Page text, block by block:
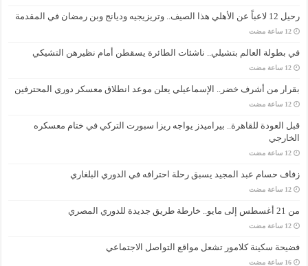
رحيل 12 لاعباً عن الأهلي هذا الصيف.. وتريزيجيه وديانج وبن رمضان في المقدمة
‏12 ساعة مضت
في بطولة العالم بتشيلي.. ناشئات الطائرة يسقطن أمام نظيرهن التشيكي
‏12 ساعة مضت
بقرار من أشرف خضر.. الإسماعيلي يعلن موعد انطلاق معسكر دوري المحترفين
‏12 ساعة مضت
قبل العودة للقاهرة.. بيراميدز يواجه ريزا سبورت التركي في ختام معسكره
الخارجي
‏12 ساعة مضت
زفاف حسام عبد المجيد يسبق رحلة احترافه في الدوري البلغاري
‏12 ساعة مضت
من 21 أغسطس إلى مايو.. خارطة طريق جديدة للدوري المصري
‏12 ساعة مضت
فضيحة سكينة كلامور تشعل مواقع التواصل الاجتماعي
‏16 ساعة مضت